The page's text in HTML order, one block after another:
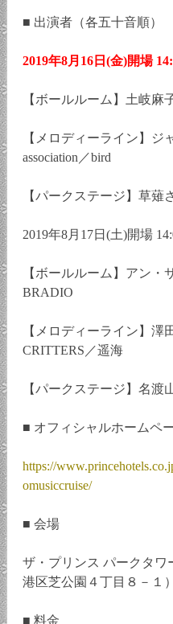
■ 出演者（各五十音順）
2019年8月16日(金)開場
【ボールルーム】土岐麻
【メロディーライン】ジ
association／bird
【パークステージ】草薙
2019年8月17日(土)開場
【ボールルーム】アン・
BRADIO
【メロディーライン】澤
CRITTERS／遥海
【パークステージ】名渡
■ オフィシャルホームペ
https://
omusiccruise/
■ 会場
ザ・プリンス パークタ
港区芝公園４丁目８－１）
■ 料金